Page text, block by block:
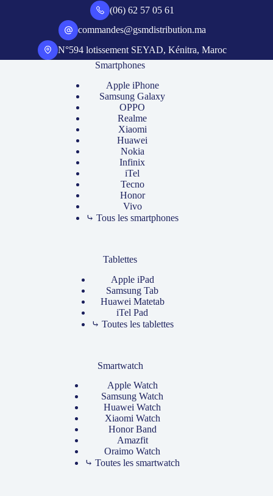
(06) 62 57 05 61
commandes@gsmdistribution.ma
N°594 lotissement SEYAD, Kénitra, Maroc
Smartphones
Apple iPhone
Samsung Galaxy
OPPO
Realme
Xiaomi
Huawei
Nokia
Infinix
iTel
Tecno
Honor
Vivo
⤷ Tous les smartphones
Tablettes
Apple iPad
Samsung Tab
Huawei Matetab
iTel Pad
⤷ Toutes les tablettes
Smartwatch
Apple Watch
Samsung Watch
Huawei Watch
Xiaomi Watch
Honor Band
Amazfit
Oraimo Watch
⤷ Toutes les smartwatch